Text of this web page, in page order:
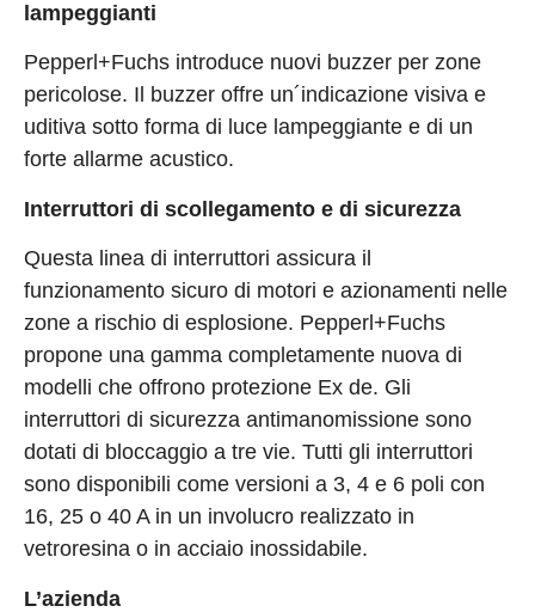
lampeggianti
Pepperl+Fuchs introduce nuovi buzzer per zone
pericolose. Il buzzer offre un´indicazione visiva e
uditiva sotto forma di luce lampeggiante e di un
forte allarme acustico.
Interruttori di scollegamento e di sicurezza
Questa linea di interruttori assicura il
funzionamento sicuro di motori e azionamenti nelle
zone a rischio di esplosione. Pepperl+Fuchs
propone una gamma completamente nuova di
modelli che offrono protezione Ex de. Gli
interruttori di sicurezza antimanomissione sono
dotati di bloccaggio a tre vie. Tutti gli interruttori
sono disponibili come versioni a 3, 4 e 6 poli con
16, 25 o 40 A in un involucro realizzato in
vetroresina o in acciaio inossidabile.
L’azienda